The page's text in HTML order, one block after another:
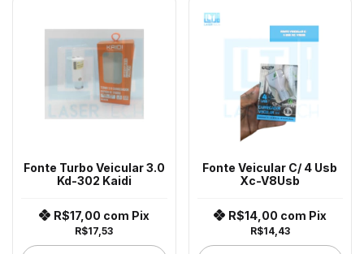
Fonte Turbo Veicular 3.0
Kd-302 Kaidi
R$17,53
R$17,00 com Pix
Fonte Veicular C/ 4 Usb
Xc-V8Usb
R$14,43
R$14,00 com Pix